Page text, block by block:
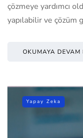
çözmeye yardımcı
yapılabilir ve çözüm
OKUMAYA DEVAM
Yapay Zeka